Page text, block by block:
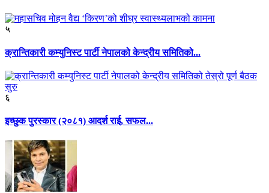
५
क्रान्तिकारी कम्युनिस्ट पार्टी नेपालको केन्द्रीय समितिको...
६
इच्छुक पुरस्कार (२०८१) आदर्श राई, सफल...